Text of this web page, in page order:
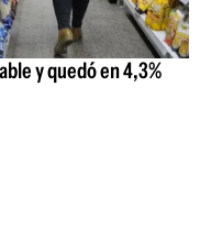
y quedó en 4,3%